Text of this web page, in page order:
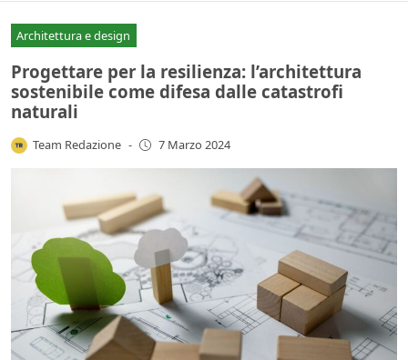
Architettura e design
Progettare per la resilienza: l’architettura
sostenibile come difesa dalle catastrofi
naturali
Team Redazione - 7 Marzo 2024